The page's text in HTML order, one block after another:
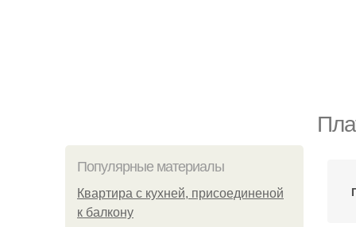
Популярные материалы
Квартира с кухней, присоединеной
к балкону